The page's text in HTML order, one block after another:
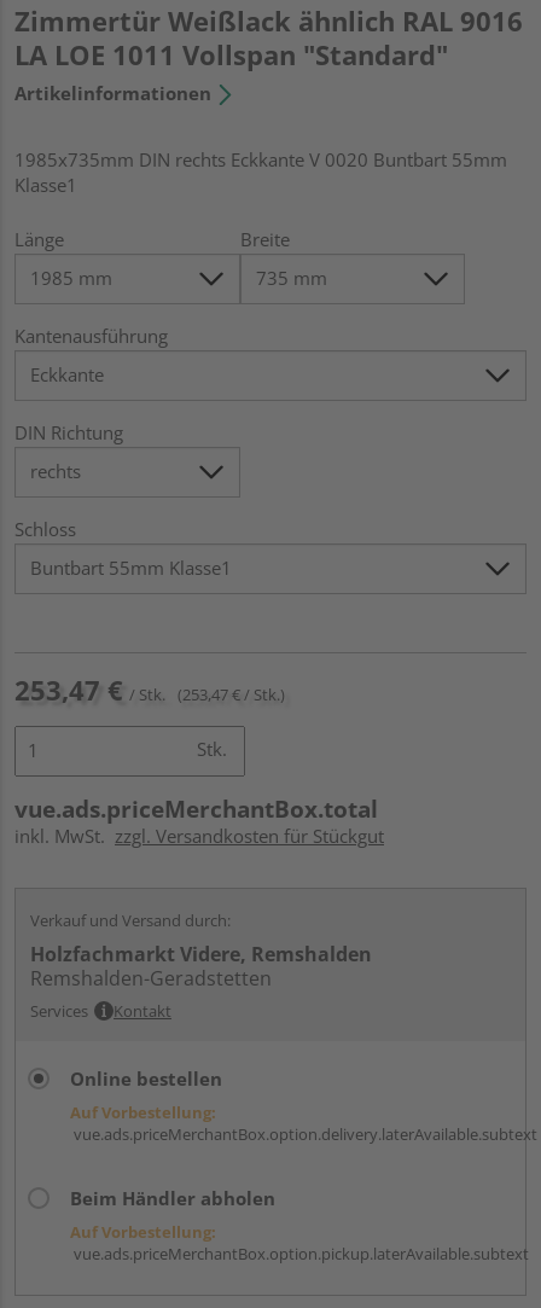
Zimmertür Weißlack ähnlich RAL 9016
LA LOE 1011 Vollspan "Standard"
Artikelinformationen
1985x735mm DIN rechts Eckkante V 0020 Buntbart 55mm
Klasse1
Länge Breite
Kantenausführung
DIN Richtung
Schloss
253,47 € / Stk. (253,47 € / Stk.)
Stk.
vue.ads.priceMerchantBox.total
inkl. MwSt. zzgl. Versandkosten für Stückgut
Verkauf und Versand durch:
Holzfachmarkt Videre, Remshalden
Remshalden-Geradstetten
Services Kontakt
Online bestellen
Auf Vorbestellung:
vue.ads.priceMerchantBox.option.delivery.laterAvailable.subtext
Beim Händler abholen
Auf Vorbestellung:
vue.ads.priceMerchantBox.option.pickup.laterAvailable.subtext